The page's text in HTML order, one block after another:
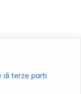
Terzo Settore al
di terze parti